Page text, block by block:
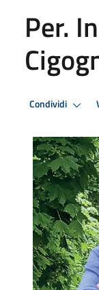
Per.
Condividi